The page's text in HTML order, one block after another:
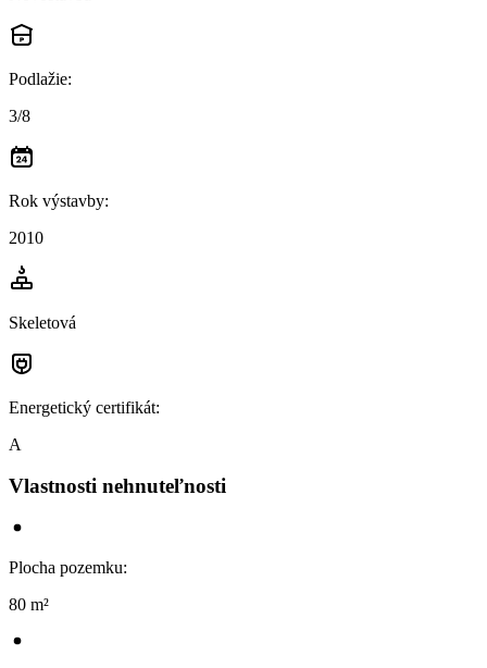
Podlažie:
3/8
Rok výstavby:
2010
Skeletová
Energetický certifikát:
A
Vlastnosti nehnuteľnosti
Plocha pozemku:
80 m²